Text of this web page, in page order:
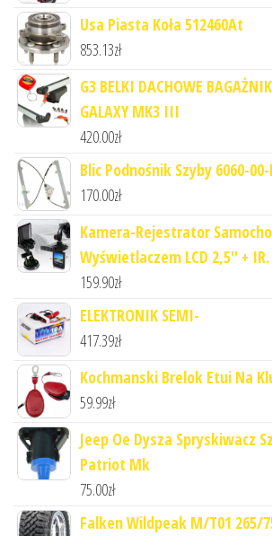
Usa Piasta Koła 512460At
853.13zł
G3 BELKI DACHOWE
GALAXY MK3 III
420.00zł
Blic Podnośnik Szyby 6060-
170.00zł
Kamera-Rejestrator
Wyświetlaczem LCD 2,5'' + IR.
159.90zł
ELEKTRONIK SEMI-
417.39zł
Kochmanski Brelok Etui Na
59.99zł
Jeep Oe Dysza Spryskiwacz
Patriot Mk
75.00zł
Falken Wildpeak M/T01 265/